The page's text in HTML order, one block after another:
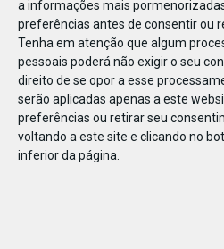
a informações mais
preferências antes de consentir ou
Tenha em atenção que algum
pessoais poderá não exigir o seu
direito de se opor a esse
serão aplicadas apenas a este
preferências ou retirar seu
voltando a este site e clicando no
inferior da página.